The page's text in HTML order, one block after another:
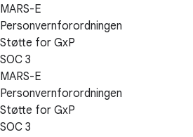
MARS-E
Personvernforordningen
Støtte for GxP
SOC 3
MARS-E
Personvernforordningen
Støtte for GxP
SOC 3